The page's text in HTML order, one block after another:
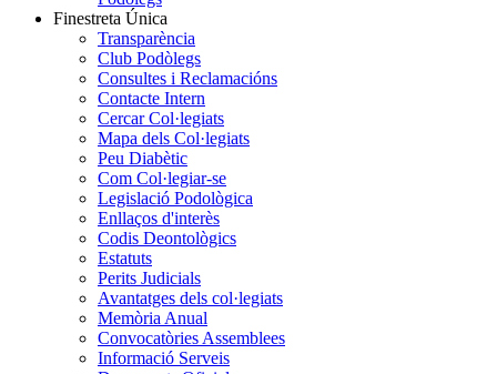
Finestreta Única
Transparència
Club Podòlegs
Consultes i Reclamacións
Contacte Intern
Cercar Col·legiats
Mapa dels Col·legiats
Peu Diabètic
Com Col·legiar-se
Legislació Podològica
Enllaços d'interès
Codis Deontològics
Estatuts
Perits Judicials
Avantatges dels col·legiats
Memòria Anual
Convocatòries Assemblees
Informació Serveis